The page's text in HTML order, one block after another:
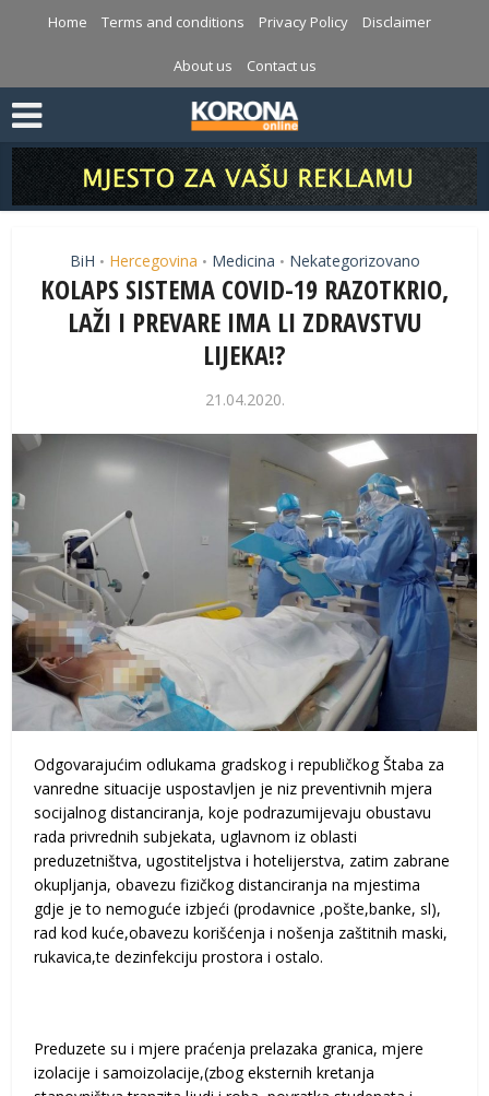
Home Terms and conditions Privacy Policy Disclaimer
About us Contact us
BiH • Hercegovina • Medicina • Nekategorizovano
KOLAPS SISTEMA COVID-19 RAZOTKRIO,
LAŽI I PREVARE IMA LI ZDRAVSTVU
LIJEKA!?
21.04.2020.
Odgovarajućim odlukama gradskog i republičkog Štaba za
vanredne situacije uspostavljen je niz preventivnih mjera
socijalnog distanciranja, koje podrazumijevaju obustavu
rada privrednih subjekata, uglavnom iz oblasti
preduzetništva, ugostiteljstva i hotelijerstva, zatim zabrane
okupljanja, obavezu fizičkog distanciranja na mjestima
gdje je to nemoguće izbjeći (prodavnice ,pošte,banke, sl),
rad kod kuće,obavezu korišćenja i nošenja zaštitnih maski,
rukavica,te dezinfekciju prostora i ostalo.
Preduzete su i mjere praćenja prelazaka granica, mjere
izolacije i samoizolacije,(zbog eksternih kretanja